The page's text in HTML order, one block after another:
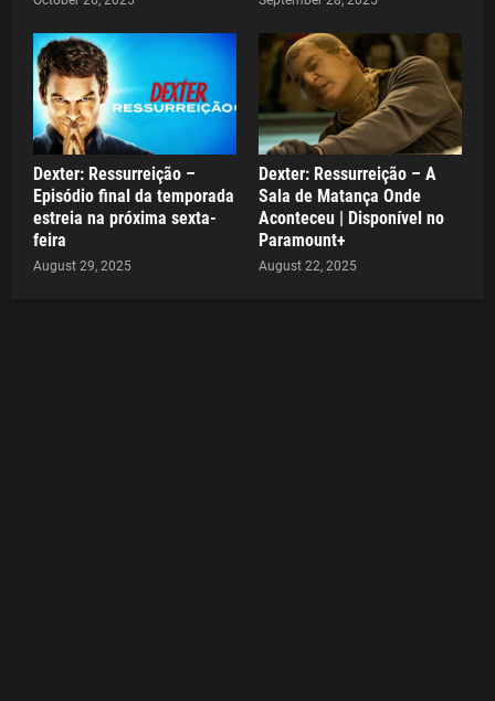
Dexter: Ressurreição –
Episódio final da temporada
estreia na próxima sexta-
feira
August 29, 2025
Dexter: Ressurreição – A
Sala de Matança Onde
Aconteceu | Disponível no
Paramount+
August 22, 2025